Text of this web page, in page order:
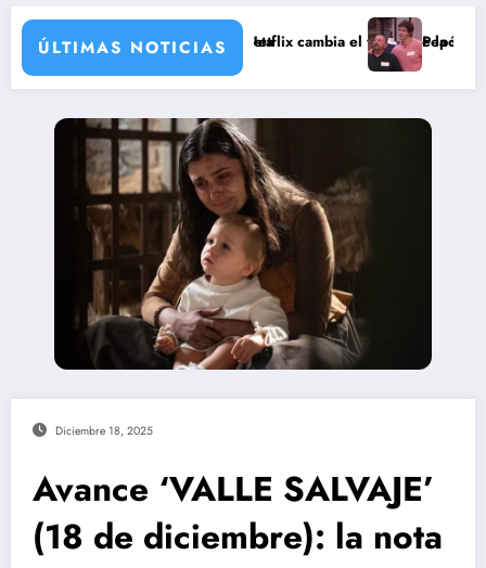
ÚLTIMAS NOTICIAS
en la gran antagonista
segunda temporada y Netflix cambia el futuro de la seriePepón y Edu caen
Diciembre 18, 2025
Avance ‘VALLE SALVAJE’
(18 de diciembre): la nota